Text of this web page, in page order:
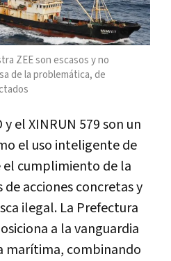
ZEE son escasos y no
de la problemática, de
y elXINRUN 579son un
el uso inteligente de
cumplimiento de la
acciones concretas y
ilegal. La Prefectura
a la vanguardia
marítima, combinando